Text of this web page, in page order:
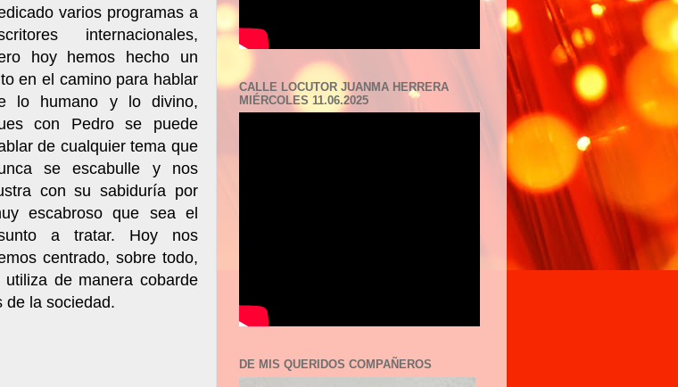
varios programas a
internacionales,
hoy hemos hecho un
en el camino para hablar
lo humano y lo divino,
con Pedro se puede
de cualquier tema que
se escabulle y nos
con su sabiduría por
escabroso que sea el
a tratar. Hoy nos
centrado, sobre todo,
de manera cobarde
de la sociedad.
CALLE LOCUTOR JUANMA HERRERA
MIÉRCOLES 11.06.2025
DE MIS QUERIDOS COMPAÑEROS